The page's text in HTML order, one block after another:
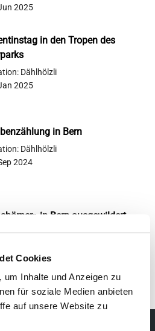
Cookies
Inhalte und Anzeigen zu
für soziale Medien anbieten
auf unsere Website zu
2025
in den Tropen des
Dählhölzli
2025
in Bern
Dählhölzli
2024
in Bern ausgewildert
Dählhölzli